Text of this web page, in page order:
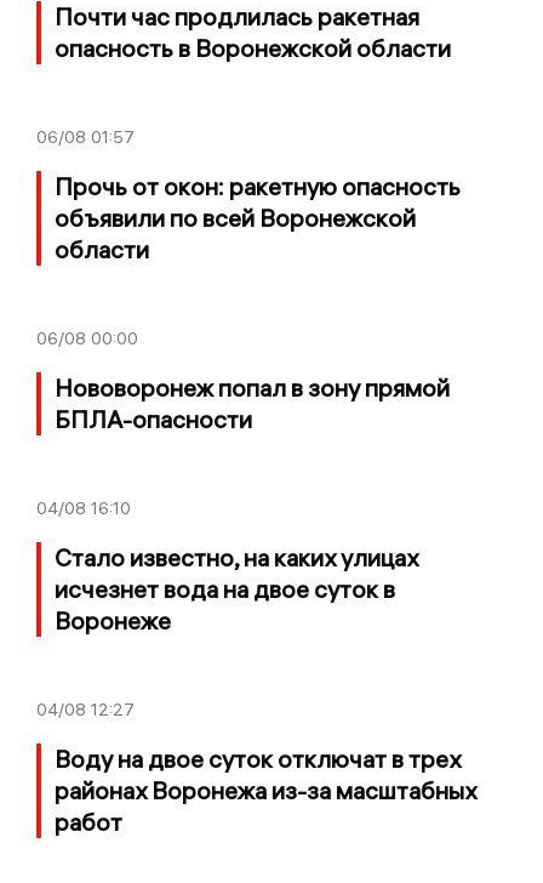
Почти час продлилась ракетная
опасность в Воронежской области
06/08 01:57
Прочь от окон: ракетную опасность
объявили по всей Воронежской
области
06/08 00:00
Нововоронеж попал в зону прямой
БПЛА-опасности
04/08 16:10
Стало известно, на каких улицах
исчезнет вода на двое суток в
Воронеже
04/08 12:27
Воду на двое суток отключат в трех
районах Воронежа из-за масштабных
работ